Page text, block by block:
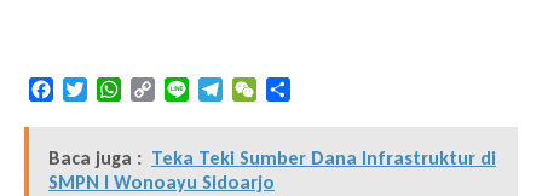
FacebookTwitterWhatsApp
Copy
Line TelegramWeChat
Baca juga : Teka Teki Sumber Dana Infrastruktur di
SMPN I Wonoayu Sidoarjo